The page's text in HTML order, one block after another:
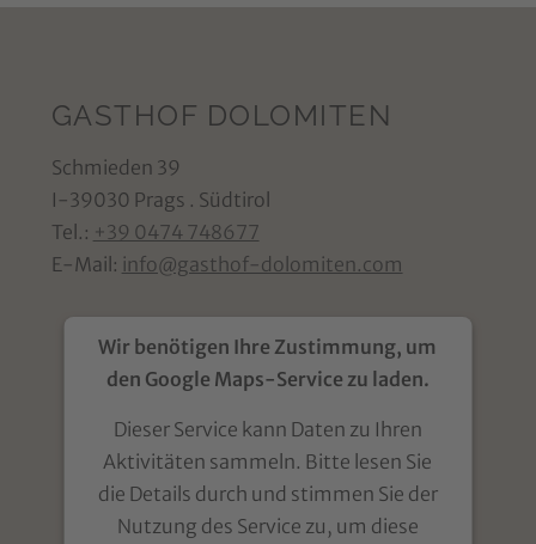
GASTHOF DOLOMITEN
Schmieden 39
I-39030 Prags . Südtirol
Tel.: +39 0474 748677
E-Mail: info@gasthof-dolomiten.com
Wir benötigen Ihre Zustimmung, um
den Google Maps-Service zu laden.
Dieser Service kann Daten zu Ihren
Aktivitäten sammeln. Bitte lesen Sie
die Details durch und stimmen Sie der
Nutzung des Service zu, um diese